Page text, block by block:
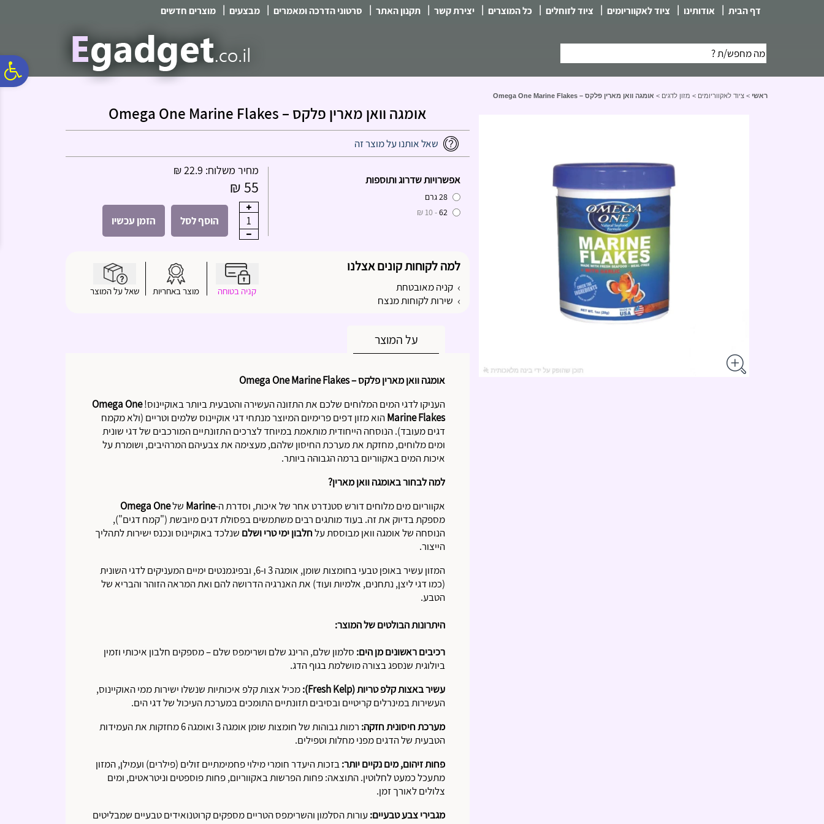
דף הבית | אודותינו | ציוד לאקווריומים | ציוד לזוחלים | כל המוצרים | יצירת קשר | תקנון האתר | סרטוני הדרכה ומאמרים | מבצעים | מוצרים חדשים
ראשי > ציוד לאקווריומים > מזון לדגים > אומגה וואן מארין פלקס – Omega One Marine Flakes
אומגה וואן מארין פלקס – Omega One Marine Flakes
שאל אותנו על מוצר זה
אפשרויות שדרוג ותוספות
28 גרם
62
- 10 ₪
מחיר משלוח: 22.9 ₪
55 ₪
1 הוסף לסל הזמן עכשיו
למה לקוחות קונים אצלנו
קניה מאובטחת
שירות לקוחות מנצח
קניה בטוחה מוצר באחריות שאל על המוצר
על המוצר
אומגה וואן מארין פלקס – Omega One Marine Flakes
העניקו לדגי המים המלוחים שלכם את התזונה העשירה והטבעית ביותר באוקיינוס!Omega One
Marine Flakesהוא מזון דפים פרימיום המיוצר מנתחי דגי אוקיינוס שלמים וטריים (ולא מקמח
דגים מעובד). הנוסחה הייחודית מותאמת במיוחד לצרכים התזונתיים המורכבים של דגי שונית
ומים מלוחים, מחזקת את מערכת החיסון שלהם, מעצימה את צבעיהם המרהיבים, ושומרת על
איכות המים באקווריום ברמה הגבוהה ביותר.
למה לבחור באומגה וואן מארין?
אקווריום מים מלוחים דורש סטנדרט אחר של איכות, וסדרת ה-Marine שלOmega One
מספקת בדיוק את זה. בעוד מותגים רבים משתמשים בפסולת דגים מיובשת ("קמח דגים"),
הנוסחה של אומגה וואן מבוססת עלחלבון ימי טרי ושלם שנלכד באוקיינוס ונכנס ישירות לתהליך
הייצור.
המזון עשיר באופן טבעי בחומצות שומן, אומגה 3 ו-6, ובפיגמנטים ימיים המעניקים לדגי השונית
(כמו דגי ליצן, נתחנים, אלמיות ועוד) את האנרגיה הדרושה להם ואת המראה הזוהר והבריא של
הטבע.
היתרונות הבולטים של המוצר:
רכיבים ראשונים מן הים: סלמון שלם, הרינג שלם ושרימפס שלם – מספקים חלבון איכותי וזמין
ביולוגית שנספג בצורה מושלמת בגוף הדג.
עשיר באצות קלפ טריות (Fresh Kelp):
מכיל אצות קלפ איכותיות שנשלו ישירות ממי האוקיינוס,
העשירות במינרלים קריטיים ובסיבים תזונתיים התומכים במערכת העיכול של דגי הים.
מערכת חיסונית חזקה:
רמות גבוהות של חומצות שומן אומגה 3 ואומגה 6 מחזקות את העמידות
הטבעית של הדגים מפני מחלות וטפילים.
פחות זיהום, מים נקיים יותר:בזכות היעדר חומרי מילוי פחמימתיים זולים (פילרים) ועמילן, המזון
מתעכל כמעט לחלוטין. התוצאה: פחות הפרשות באקווריום, פחות פוספטים וניטראטים, ומים
צלולים לאורך זמן.
מגבירי צבע טבעיים:עורות הסלמון והשרימפס הטריים מספקים קרוטנואידים טבעיים שמבליטים